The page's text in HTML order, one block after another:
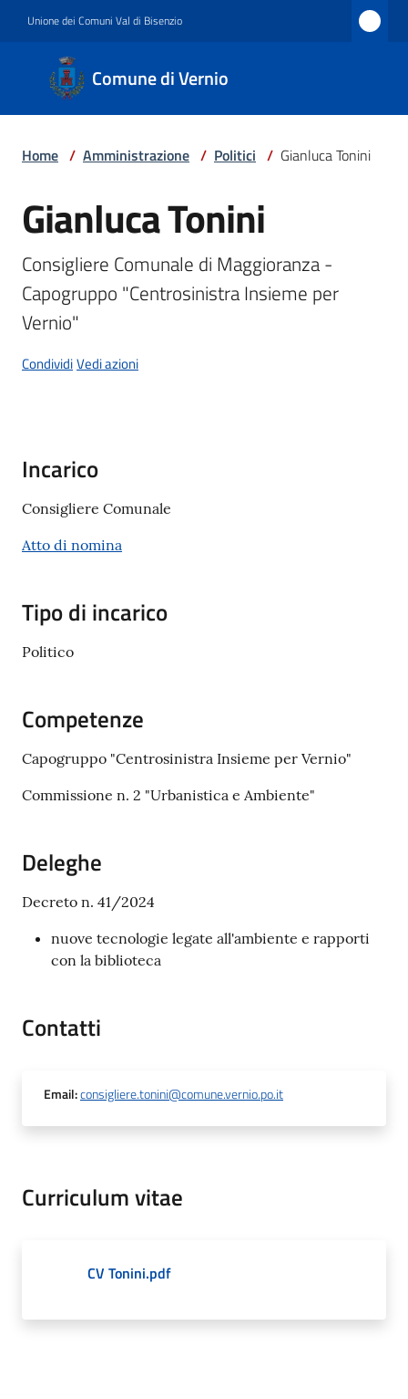
Unione dei Comuni Val di Bisenzio
Comune di Vernio
Comune
di
Vernio
Novità
dati
Home / Amministrazione / Politici / Gianluca Tonini
Salta al contenuto
Gianluca Tonini
Consigliere Comunale di Maggioranza -
Capogruppo "Centrosinistra Insieme per
Vernio"
CondividiVedi azioni
Incarico
Consigliere Comunale
Atto di nomina
Tipo di incarico
Politico
Competenze
Capogruppo "Centrosinistra Insieme per Vernio"
Commissione n. 2 "Urbanistica e Ambiente"
Deleghe
Decreto n. 41/2024
nuove tecnologie legate all'ambiente e rapporti
con la biblioteca
Contatti
Email:consigliere.tonini@comune.vernio.po.it
Curriculum vitae
CV Tonini.pdf